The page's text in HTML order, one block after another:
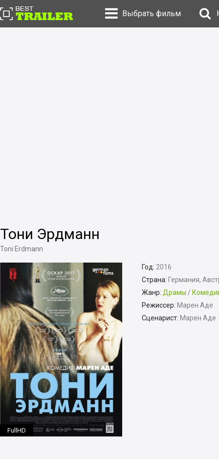
Выбрать фильм
Тони Эрдманн
Toni Erdmann
FullHD
Год: 2016
Страна: Германия,
Жанр: Драмы /
Режиссер: Марен Аде
Сценарист: Марен Аде